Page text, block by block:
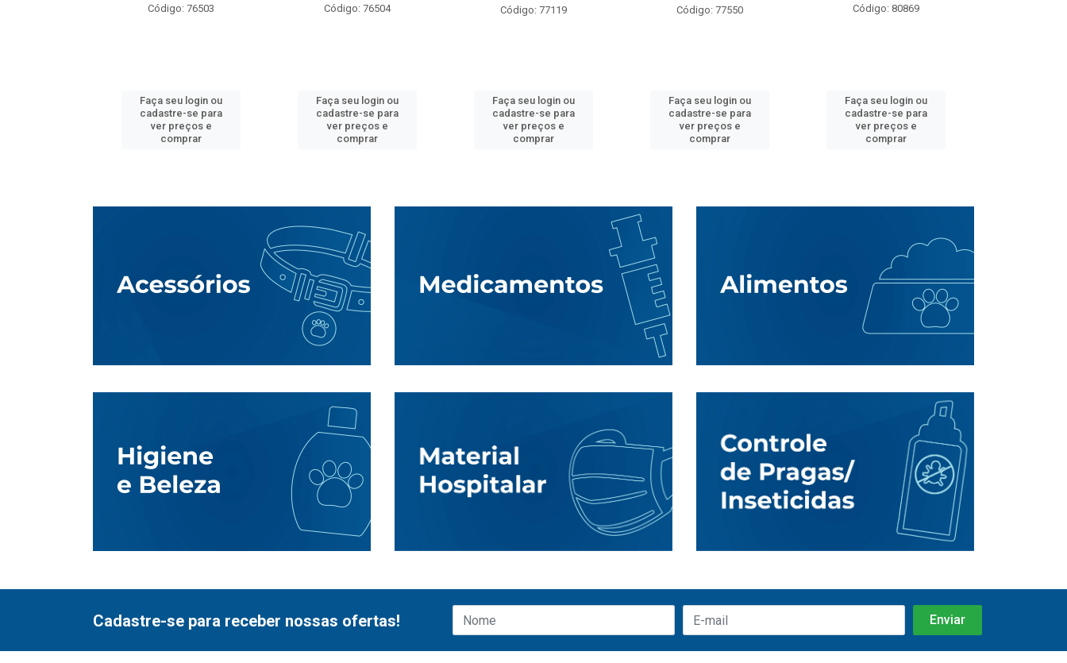
Código: 76503
Faça seu login ou
cadastre-se para
ver preços e
comprar
Código: 76504
Faça seu login ou
cadastre-se para
ver preços e
comprar
Código: 77119
Faça seu login ou
cadastre-se para
ver preços e
comprar
Código: 77550
Faça seu login ou
cadastre-se para
ver preços e
comprar
Código: 80869
Faça seu login ou
cadastre-se para
ver preços e
comprar
Cadastre-se para receber nossas ofertas!